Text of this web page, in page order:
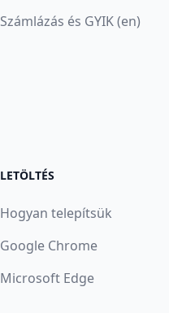
Számlázás és GYIK (en)
LETÖLTÉS
Hogyan telepítsük
Google Chrome
Microsoft Edge